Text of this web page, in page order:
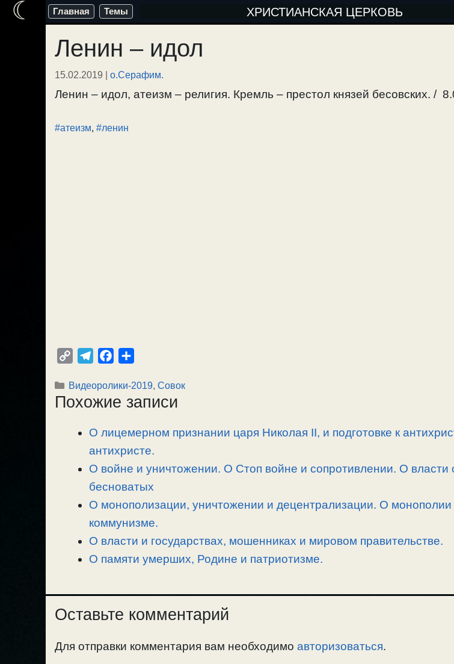
Перейти
содержимому
Главная Темы ХРИСТИАНСКАЯ ЦЕРКОВЬ
Ленин – идол
15.02.2019 | о.Серафим.
Ленин – идол, атеизм – религия. Кремль – престол князей бесовских. /
#атеизм, #ленин
p
y
l
e
r
a
m
c
e
o
o
k
п
р
в
и
т
Рубрики
Видеоролики-2019, Совок
Похожие записи
О лицемерном признании царя Николая II, и подготовке к
антихристе.
О войне и уничтожении. О Стоп войне и сопротивлении. О
бесноватых
О монополизации, уничтожении и децентрализации. О
коммунизме.
О власти и государствах, мошенниках и мировом правительстве.
О памяти умерших, Родине и патриотизме.
Оставьте комментарий
Для отправки комментария вам необходимо авторизоваться.
☾